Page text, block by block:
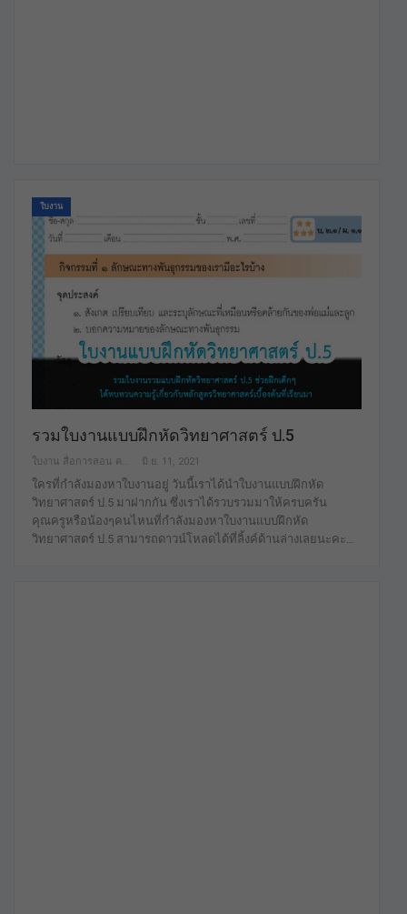
ใบงาน
รวมใบงานแบบฝึกหัดวิทยาศาสตร์ ป.5
มิ.ย. 11, 2021
ใครที่กำลังมองหาใบงานอยู่ วันนี้เราได้นำใบงานแบบฝึกหัด
วิทยาศาสตร์ ป.5 มาฝากกัน ซึ่งเราได้รวบรวมมาให้ครบครัน
คุณครูหรือน้องๆคนไหนที่กำลังมองหาใบงานแบบฝึกหัด
วิทยาศาสตร์ ป.5 สามารถดาวน์โหลดได้ที่ลิ้งค์ด้านล่างเลยนะคะ…